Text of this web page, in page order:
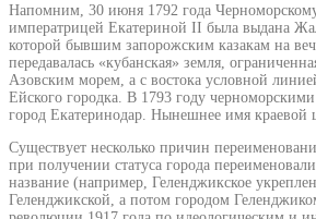
Напомним, 30 июня 1792 года
императрицей Екатериной II была выдана
которой бывшим запорожским казакам на
передавалась «кубанская» земля,
Азовским морем, а с востока условной
Ейского городка. В 1793 году
город Екатеринодар. Нынешнее имя краевой
Существует несколько причин
при получении статуса города
название (например, Геленджикское
Геленджикской, а потом городом